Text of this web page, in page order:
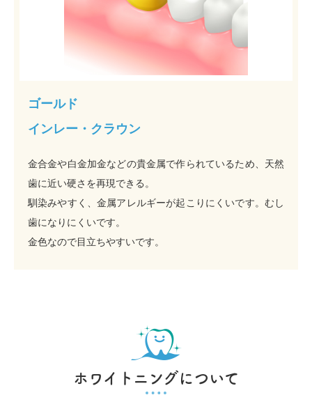
ゴールド
インレー・クラウン
金合金や白金加金などの貴金属で作られているため、天然
歯に近い硬さを再現できる。
馴染みやすく、金属アレルギーが起こりにくいです。むし
歯になりにくいです。
金色なので目立ちやすいです。
ホワイトニングについて